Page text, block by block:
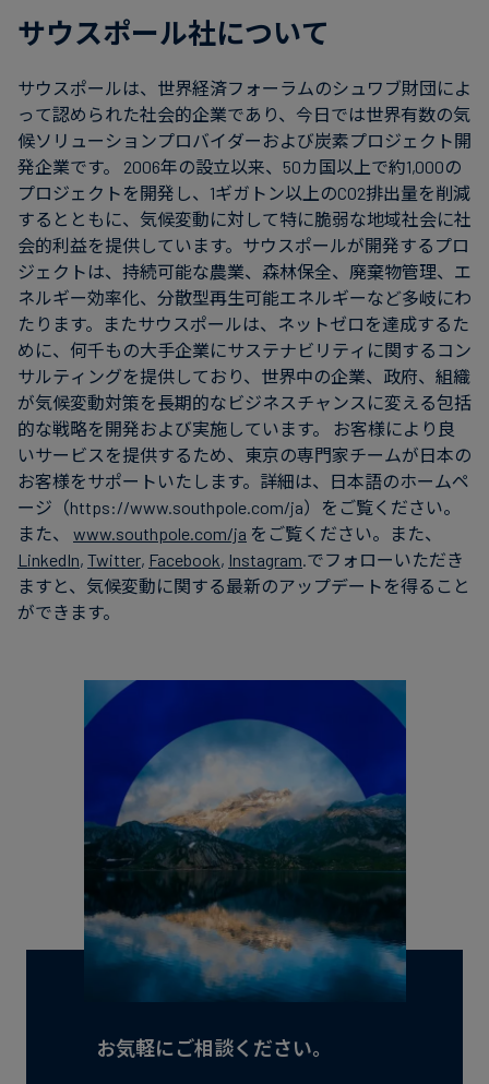
サウスポール社について
サウスポールは、世界経済フォーラムのシュワブ財団によ
って認められた社会的企業であり、今日では世界有数の気
候ソリューションプロバイダーおよび炭素プロジェクト開
発企業です。 2006年の設立以来、50カ国以上で約1,000の
プロジェクトを開発し、1ギガトン以上のCO2排出量を削減
するとともに、気候変動に対して特に脆弱な地域社会に社
会的利益を提供しています。サウスポールが開発するプロ
ジェクトは、持続可能な農業、森林保全、廃棄物管理、エ
ネルギー効率化、分散型再生可能エネルギーなど多岐にわ
たります。またサウスポールは、ネットゼロを達成するた
めに、何千もの大手企業にサステナビリティに関するコン
サルティングを提供しており、世界中の企業、政府、組織
が気候変動対策を長期的なビジネスチャンスに変える包括
的な戦略を開発および実施しています。 お客様により良
いサービスを提供するため、東京の専門家チームが日本の
お客様をサポートいたします。詳細は、日本語のホームペ
ージ（https://www.southpole.com/ja）をご覧ください。
また、 www.southpole.com/ja をご覧ください。また、
LinkedIn, Twitter, Facebook, Instagram.でフォローいただき
ますと、気候変動に関する最新のアップデートを得ること
ができます。
お気軽にご相談ください。